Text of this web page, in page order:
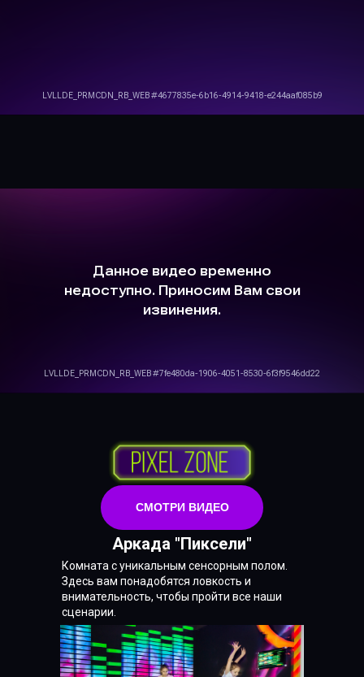
Аркада "Пиксели"
Комната с уникальным сенсорным полом.
Здесь вам понадобятся ловкость и
внимательность, чтобы пройти все наши
сценарии.
СМОТРИ ВИДЕО